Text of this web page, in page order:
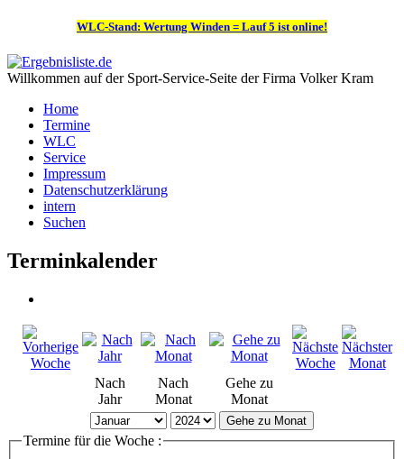
WLC-Stand: Wertung Winden = Lauf 5 ist online!
Willkommen auf der Sport-Service-Seite der Firma Volker Kram
Home
Termine
WLC
Service
Impressum
Datenschutzerklärung
intern
Suchen
Terminkalender
Nach
Jahr
Nach
Monat
Gehe zu
Monat
Gehe zu Monat
Termine für die Woche :